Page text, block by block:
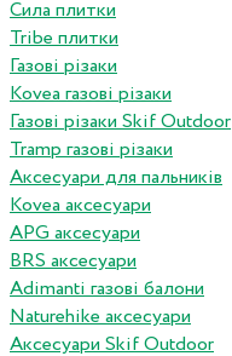
Сила плитки
Tribe плитки
Газові різаки
Kovea газові різаки
Газові різаки Skif Outdoor
Tramp газові різаки
Аксесуари для пальників
Kovea аксесуари
APG аксесуари
BRS аксесуари
Adimanti газові балони
Naturehike аксесуари
Аксесуари Skif Outdoor